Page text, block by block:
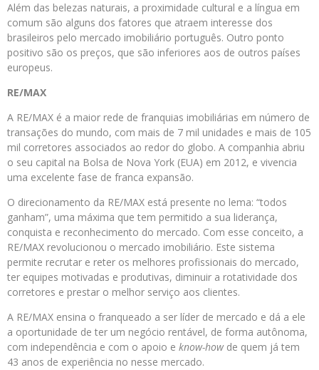
Além das belezas naturais, a proximidade cultural e a língua em
comum são alguns dos fatores que atraem interesse dos
brasileiros pelo mercado imobiliário português. Outro ponto
positivo são os preços, que são inferiores aos de outros países
europeus.
RE/MAX
A RE/MAX é a maior rede de franquias imobiliárias em número de
transações do mundo, com mais de 7 mil unidades e mais de 105
mil corretores associados ao redor do globo. A companhia abriu
o seu capital na Bolsa de Nova York (EUA) em 2012, e vivencia
uma excelente fase de franca expansão.
O direcionamento da RE/MAX está presente no lema: “todos
ganham”, uma máxima que tem permitido a sua liderança,
conquista e reconhecimento do mercado. Com esse conceito, a
RE/MAX revolucionou o mercado imobiliário. Este sistema
permite recrutar e reter os melhores profissionais do mercado,
ter equipes motivadas e produtivas, diminuir a rotatividade dos
corretores e prestar o melhor serviço aos clientes.
A RE/MAX ensina o franqueado a ser líder de mercado e dá a ele
a oportunidade de ter um negócio rentável, de forma autônoma,
com independência e com o apoio e know-howde quem já tem
43 anos de experiência no nesse mercado.